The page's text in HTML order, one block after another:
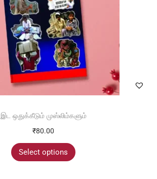
இட ஒதுக்கீடும் முஸ்லிம்களும்
₹80.00
Select options